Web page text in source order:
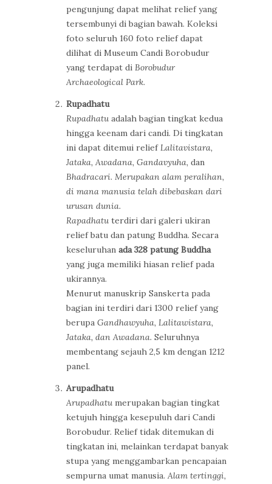
pengunjung dapat melihat relief yang
tersembunyi di bagian bawah. Koleksi
foto seluruh 160 foto relief dapat
dilihat di Museum Candi Borobudur
yang terdapat di Borobudur
Archaeological Park.
Rupadhatu
Rupadhatu adalah bagian tingkat kedua
hingga keenam dari candi. Di tingkatan
ini dapat ditemui reliefLalitavistara,
Jataka, Awadana, Gandavyuha, dan
Bhadracari. Merupakan alam peralihan,
di mana manusia telah dibebaskan dari
urusan dunia.
Rapadhatu terdiri dari galeri ukiran
relief batu dan patung Buddha. Secara
keseluruhan ada 328 patung Buddha
yang juga memiliki hiasan relief pada
ukirannya.
Menurut manuskrip Sanskerta pada
bagian ini terdiri dari 1300 relief yang
berupa Gandhawyuha, Lalitawistara,
Jataka, dan Awadana. Seluruhnya
membentang sejauh 2,5 km dengan 1212
panel.
Arupadhatu
Arupadhatu merupakan bagian tingkat
ketujuh hingga kesepuluh dari Candi
Borobudur. Relief tidak ditemukan di
tingkatan ini, melainkan terdapat banyak
stupa yang menggambarkan pencapaian
sempurna umat manusia. Alam tertinggi,